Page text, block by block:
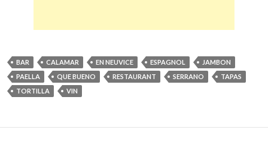
BAR CALAMAR EN NEUVICE ESPAGNOL
JAMBON
PAELLA
QUE BUENO RESTAURANT SERRANO
TAPAS
TORTILLA
VIN